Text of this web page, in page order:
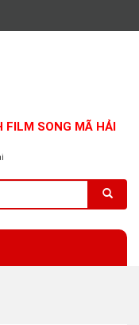
FILM SONG MÃ HẢI